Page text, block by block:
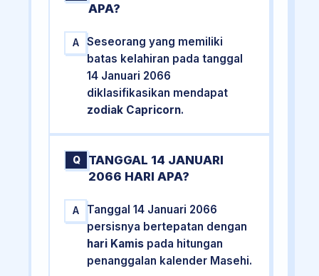
APA?
A
Seseorang yang memiliki
batas kelahiran pada tanggal
14 Januari 2066
diklasifikasikan mendapat
zodiak Capricorn.
Q
TANGGAL 14 JANUARI
2066 HARI APA?
A
Tanggal 14 Januari 2066
persisnya bertepatan dengan
hari Kamis pada hitungan
penanggalan kalender Masehi.